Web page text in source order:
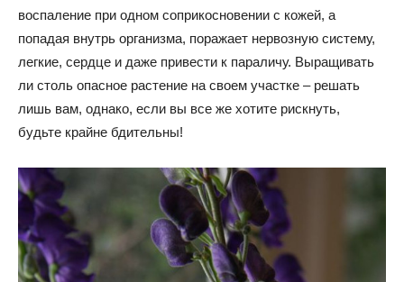
воспаление при одном соприкосновении с кожей, а
попадая внутрь организма, поражает нервозную систему,
легкие, сердце и даже привести к параличу. Выращивать
ли столь опасное растение на своем участке – решать
лишь вам, однако, если вы все же хотите рискнуть,
будьте крайне бдительны!